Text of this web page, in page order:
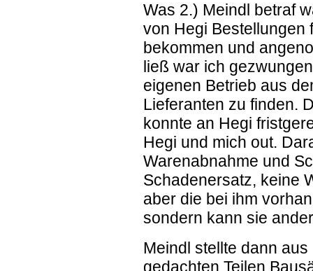
Was 2.) Meindl betraf
von Hegi Bestellungen
bekommen und
ließ war ich
eigenen Betrieb aus
Lieferanten zu finden.
konnte an Hegi
Hegi und mich out.
Warenabnahme und
Schadenersatz, keine
aber die bei ihm
sondern kann sie
Meindl stellte dann
gedachten Teilen